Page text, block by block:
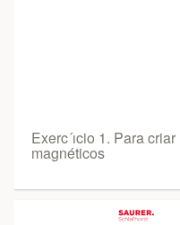
Exerc´ıcio 1. Para
magnéticos